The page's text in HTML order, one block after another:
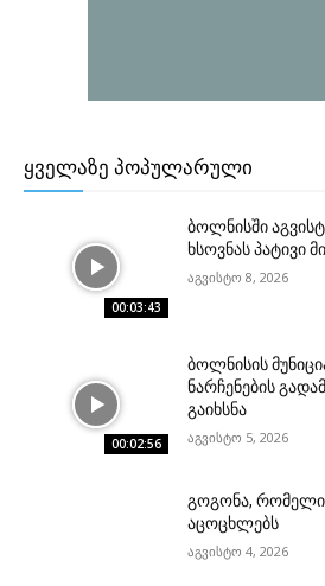
ᲧᲕᲔᲚᲐᲖᲔ ᲞᲝᲞᲣᲚᲐᲠᲣᲚᲘ
00:03:43
ბოლნისში
ხსოვნას პატივი
აგვისტო 8, 2026
00:02:56
ბოლნისის
ნარჩენების
გაიხსნა
აგვისტო 5, 2026
გოგონა,
აცოცხლებს
აგვისტო 4, 2026